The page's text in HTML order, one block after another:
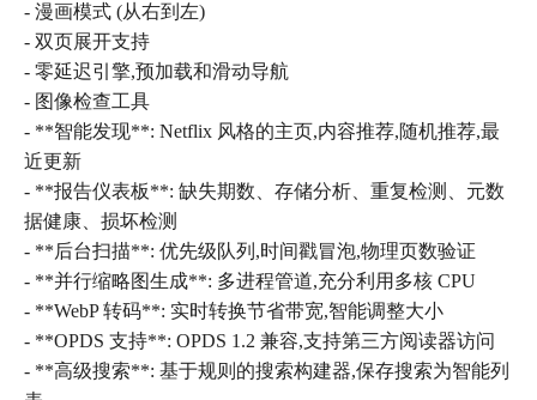
- 漫画模式 (从右到左)
- 双页展开支持
- 零延迟引擎,预加载和滑动导航
- 图像检查工具
- **智能发现**: Netflix 风格的主页,内容推荐,随机推荐,最
近更新
- **报告仪表板**: 缺失期数、存储分析、重复检测、元数
据健康、损坏检测
- **后台扫描**: 优先级队列,时间戳冒泡,物理页数验证
- **并行缩略图生成**: 多进程管道,充分利用多核 CPU
- **WebP 转码**: 实时转换节省带宽,智能调整大小
- **OPDS 支持**: OPDS 1.2 兼容,支持第三方阅读器访问
- **高级搜索**: 基于规则的搜索构建器,保存搜索为智能列